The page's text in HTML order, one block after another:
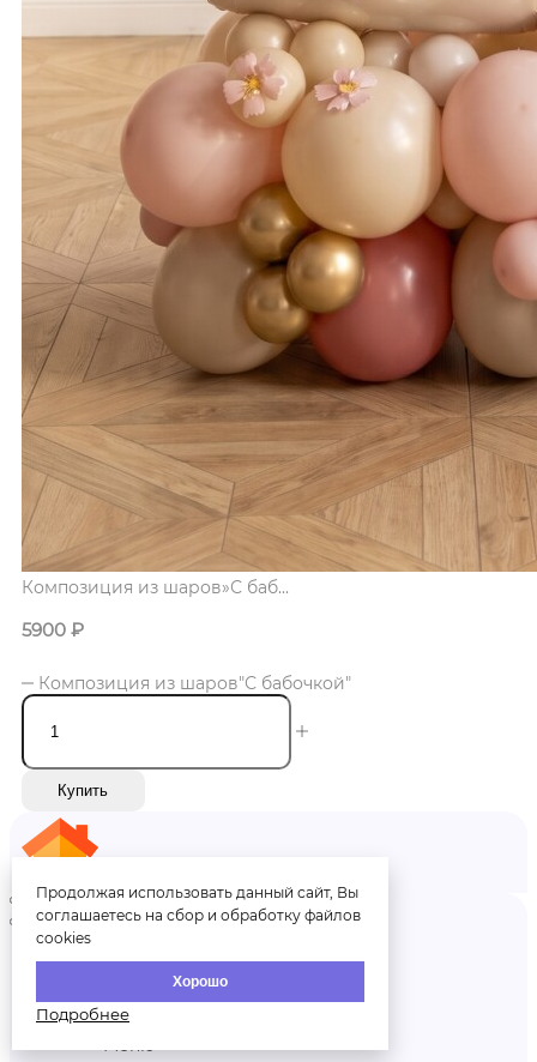
Композиция из шаров»С баб...
5900 ₽
Композиция из шаров"С бабочкой"
Купить
Меню
Меню
Продолжая использовать данный сайт, Вы
соглашаетесь на сбор и обработку файлов
cookies
Хорошо
Подробнее